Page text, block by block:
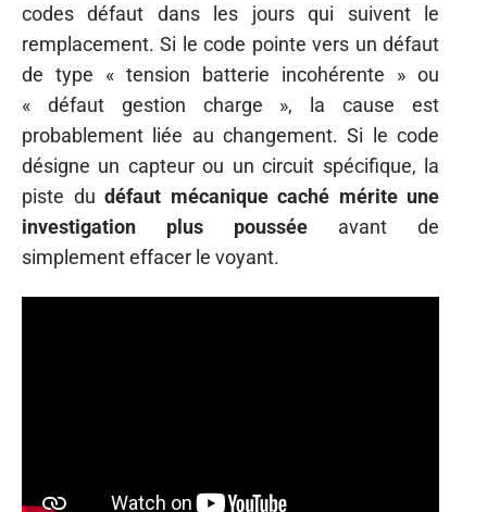
codes défaut dans les jours qui suivent le
remplacement. Si le code pointe vers un défaut
de type « tension batterie incohérente » ou
« défaut gestion charge », la cause est
probablement liée au changement. Si le code
désigne un capteur ou un circuit spécifique, la
piste du défaut mécanique caché mérite une
investigation plus poussée avant de
simplement effacer le voyant.